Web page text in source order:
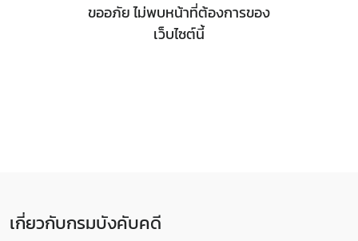
ขออภัย ไม่พบหน้าที่ต้องการของ
เว็บไซต์นี้
เกี่ยวกับกรมบังคับคดี